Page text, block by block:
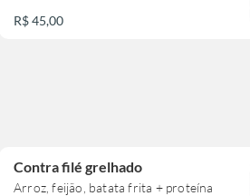
R$ 45,00
Contra filé grelhado
Arroz, feijão, batata frita + proteína